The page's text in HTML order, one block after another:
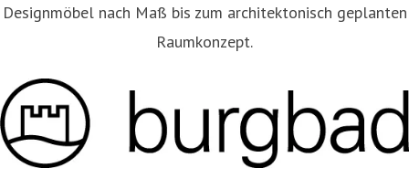
Designmöbel nach Maß bis zum architektonisch geplanten
Raumkonzept.